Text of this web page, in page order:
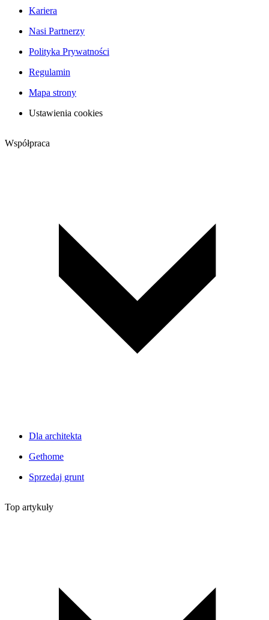
Kariera
Nasi Partnerzy
Polityka Prywatności
Regulamin
Mapa strony
Ustawienia cookies
Współpraca
Dla architekta
Gethome
Sprzedaj grunt
Top artykuły